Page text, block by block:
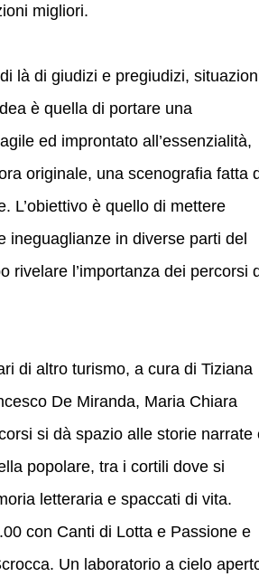
migliori.
là di giudizi e pregiudizi,
è quella di portare una
ed improntato all’essenzialità,
originale, una scenografia fatta
L’obiettivo è quello di mettere
ineguaglianze in diverse parti del
rivelare l’importanza dei percorsi
di altro turismo, a cura di Tiziana
De Miranda, Maria Chiara
si dà spazio alle storie narrate
popolare, tra i cortili dove si
letteraria e spaccati di vita.
con Canti di Lotta e Passione e
Un laboratorio a cielo